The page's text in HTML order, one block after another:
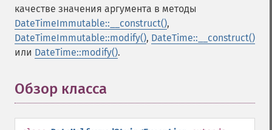
качестве значения аргумента в методы
DateTimeImmutable::__construct(),
DateTimeImmutable::modify(), DateTime::__construct()
или DateTime::modify().
Обзор класса